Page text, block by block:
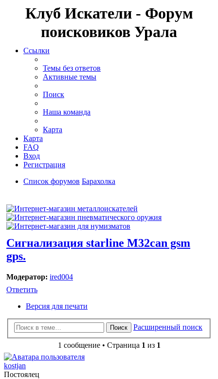
Клуб Искатели - Форум
поисковиков Урала
Ссылки
Темы без ответов
Активные темы
Поиск
Наша команда
Карта
Карта
FAQ
Вход
Регистрация
Список форумов Барахолка
Сигнализация starline M32can gsm
gps.
Модератор: ired004
Ответить
Версия для печати
Поиск Расширенный поиск
1 сообщение • Страница 1 из 1
kostjan
Постоялец